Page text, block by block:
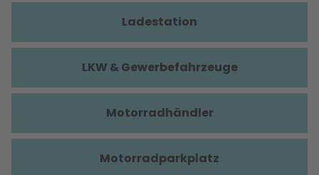
Ladestation
LKW & Gewerbefahrzeuge
Motorradhändler
Motorradparkplatz